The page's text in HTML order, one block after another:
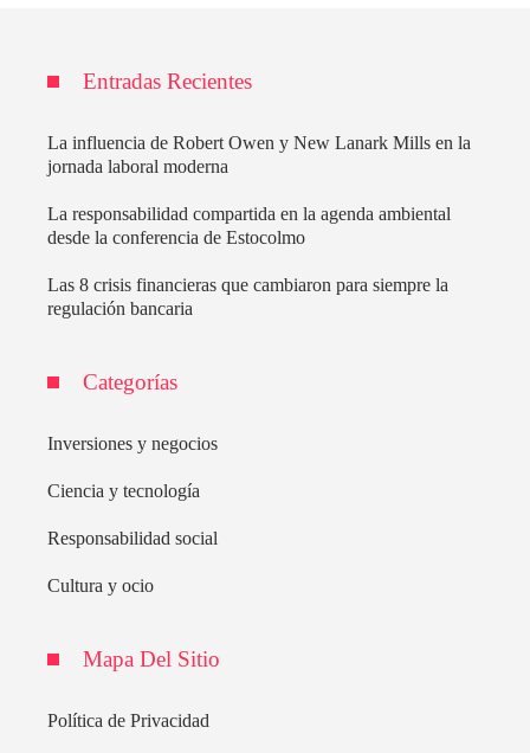
Entradas Recientes
La influencia de Robert Owen y New Lanark Mills en la
jornada laboral moderna
La responsabilidad compartida en la agenda ambiental
desde la conferencia de Estocolmo
Las 8 crisis financieras que cambiaron para siempre la
regulación bancaria
Categorías
Inversiones y negocios
Ciencia y tecnología
Responsabilidad social
Cultura y ocio
Mapa Del Sitio
Política de Privacidad